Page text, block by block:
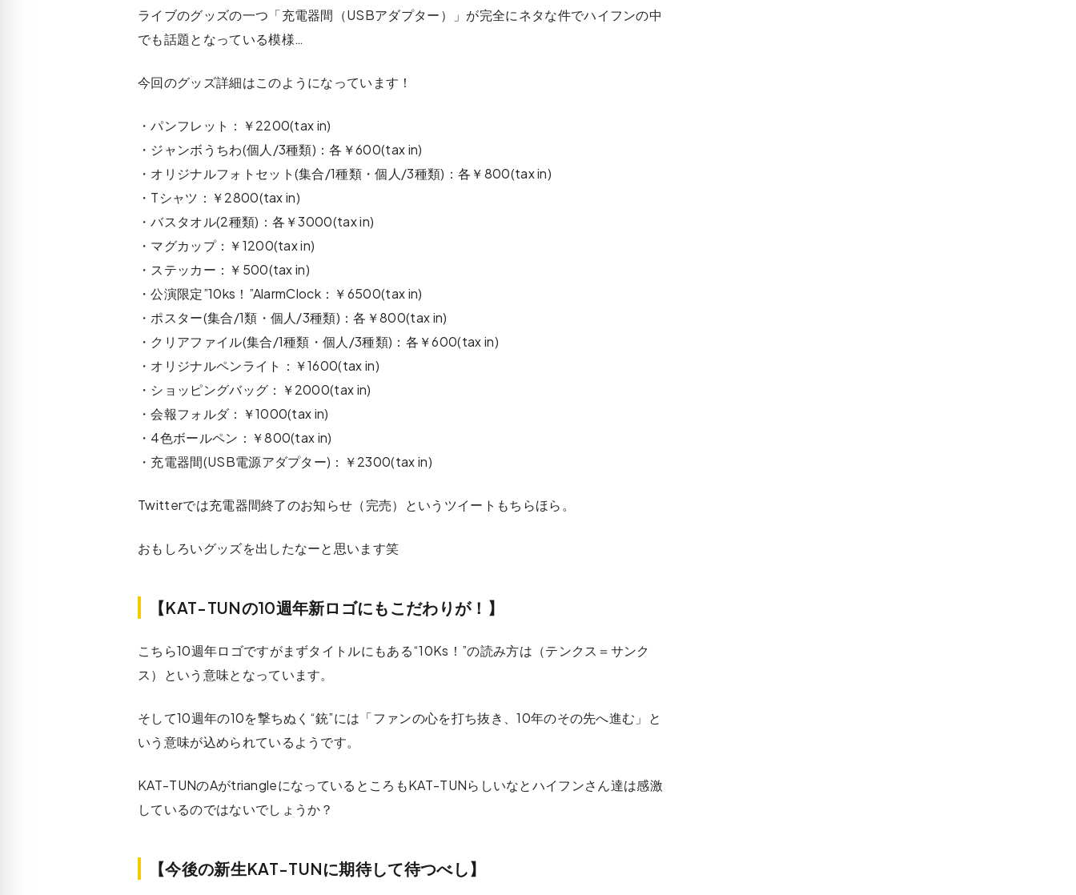
ライブのグッズの一つ「充電器間（USBアダプター）」が完全にネタな件でハイフンの中
でも話題となっている模様…
今回のグッズ詳細はこのようになっています！
・パンフレット：￥2200(tax in)
・ジャンボうちわ(個人/3種類)：各￥600(tax in)
・オリジナルフォトセット(集合/1種類・個人/3種類)：各￥800(tax in)
・Tシャツ：￥2800(tax in)
・バスタオル(2種類)：各￥3000(tax in)
・マグカップ：￥1200(tax in)
・ステッカー：￥500(tax in)
・公演限定”10ks！”AlarmClock：￥6500(tax in)
・ポスター(集合/1類・個人/3種類)：各￥800(tax in)
・クリアファイル(集合/1種類・個人/3種類)：各￥600(tax in)
・オリジナルペンライト：￥1600(tax in)
・ショッピングバッグ：￥2000(tax in)
・会報フォルダ：￥1000(tax in)
・4色ボールペン：￥800(tax in)
・充電器間(USB電源アダプター)：￥2300(tax in)
Twitterでは充電器間終了のお知らせ（完売）というツイートもちらほら。
おもしろいグッズを出したなーと思います笑
【KAT-TUNの10週年新ロゴにもこだわりが！】
こちら10週年ロゴですがまずタイトルにもある“10Ks！”の読み方は（テンクス＝サンク
ス）という意味となっています。
そして10週年の10を撃ちぬく“銃”には「ファンの心を打ち抜き、10年のその先へ進む」と
いう意味が込められているようです。
KAT-TUNのAがtriangleになっているところもKAT-TUNらしいなとハイフンさん達は感激
しているのではないでしょうか？
【今後の新生KAT-TUNに期待して待つべし】